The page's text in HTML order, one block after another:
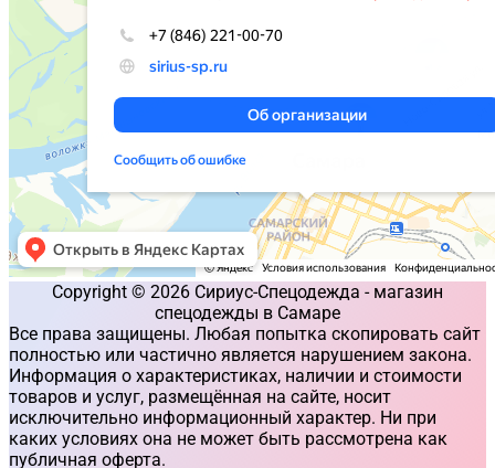
Copyright © 2026 Сириус-Спецодежда - магазин
спецодежды в Самаре
Все права защищены. Любая попытка скопировать сайт
полностью или частично является нарушением закона.
Информация о характеристиках, наличии и стоимости
товаров и услуг, размещённая на сайте, носит
исключительно информационный характер. Ни при
каких условиях она не может быть рассмотрена как
публичная оферта.